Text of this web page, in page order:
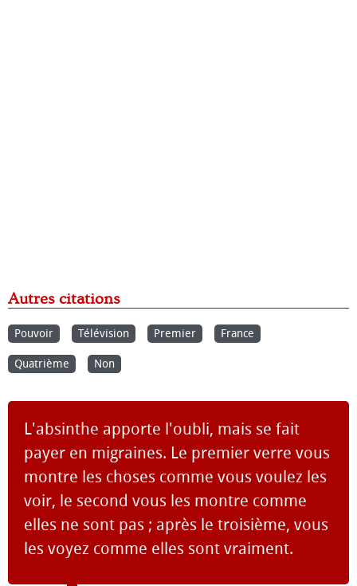
Autres citations
Pouvoir Télévision Premier France
Quatrième Non
L'absinthe apporte l'oubli, mais se fait
payer en migraines. Le premier verre vous
montre les choses comme vous voulez les
voir, le second vous les montre comme
elles ne sont pas ; après le troisième, vous
les voyez comme elles sont vraiment.